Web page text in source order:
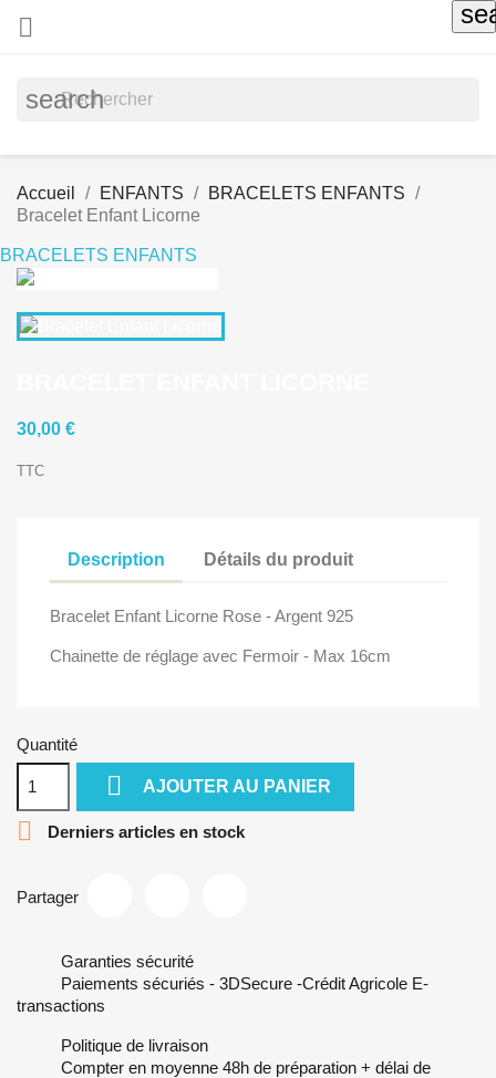

search
Accueil ENFANTS
BRACELETS ENFANTS
Bracelet Enfant Licorne
BRACELETS ENFANTS
30,00 €
TTC
Description Détails du produit
Bracelet Enfant Licorne Rose - Argent 925
Chainette de réglage avec Fermoir - Max 16cm
Quantité
 AJOUTER AU PANIER
 Derniers articles en stock
Partager
Garanties sécurité
Paiements sécuriés - 3DSecure -Crédit Agricole E-
transactions
Politique de livraison
Compter en moyenne 48h de préparation + délai de